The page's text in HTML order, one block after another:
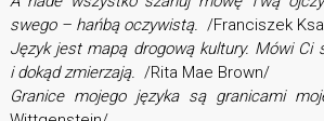
swego – hańbą oczywistą. /Franciszek
Język jest mapą drogową kultury. Mówi Ci
i dokąd zmierzają. /Rita Mae Brown/
Gra­nice mo­jego języ­ka są gra­nica­mi